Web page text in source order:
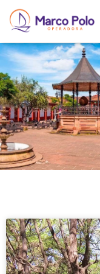
metros que
pesar de que su